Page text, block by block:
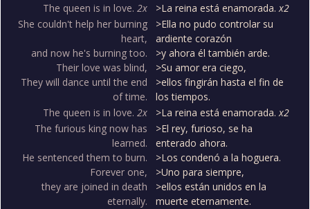
The queen is in love. 2x >La reina está enamorada.x2
She couldn't help her burning
heart,
and now he's burning too.
Their love was blind,
They will dance until the end
of time.
>Ella no pudo controlar su
ardiente corazón
>y ahora él también arde.
>Su amor era ciego,
>ellos fingirán hasta el fin de
los tiempos.
The queen is in love. 2x >La reina está enamorada.x2
The furious king now has
learned.
He sentenced them to burn.
Forever one,
they are joined in death
eternally.
>El rey, furioso, se ha
enterado ahora.
>Los condenó a la hoguera.
>Uno para siempre,
>ellos están unidos en la
muerte eternamente.